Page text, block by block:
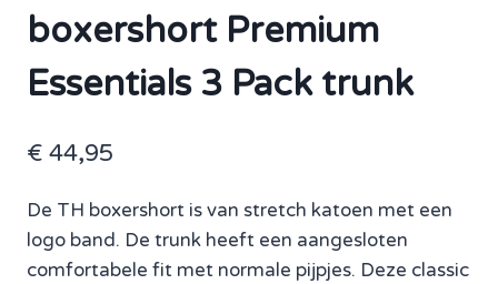
boxershort Premium
Essentials 3 Pack trunk
€ 44,95
De TH boxershort is van stretch katoen met een
logo band. De trunk heeft een aangesloten
comfortabele fit met normale pijpjes. Deze classic